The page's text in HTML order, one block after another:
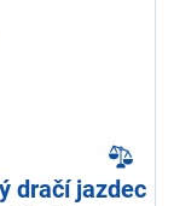
dračí jazdec